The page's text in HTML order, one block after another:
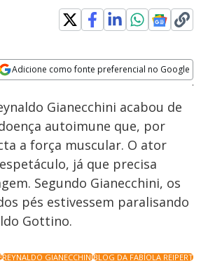
Adicione como fonte preferencial no Google
Velocidade
Gianecchini acabou de
autoimune que, por
a força muscular. O ator
já que precisa
Segundo Gianecchini, os
pés estivessem paralisando
Gottino.
REYNALDO GIANECCHINIBLOG DA FABÍOLA REIPERT